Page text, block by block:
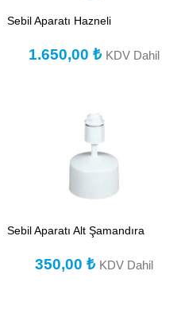
Sebil Aparatı Hazneli
1.650,00 ₺ KDV Dahil
Sebil Aparatı Alt Şamandıra
350,00 ₺ KDV Dahil